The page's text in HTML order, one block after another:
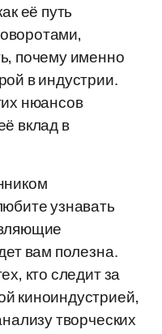
её путь
почему именно
в индустрии.
нюансов
вклад в
узнавать
вам полезна.
кто следит за
киноиндустрией,
творческих